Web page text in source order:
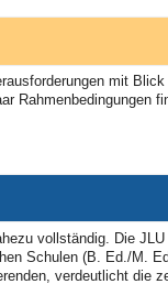
mit
Rahmenbedingungen
vollständig. Die
Schulen (B. Ed./M.
verdeutlicht die